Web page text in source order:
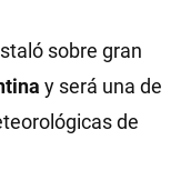
sobre gran
y será una de
de